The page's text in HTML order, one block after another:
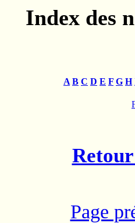
Index des
A B C D E F G H
Page